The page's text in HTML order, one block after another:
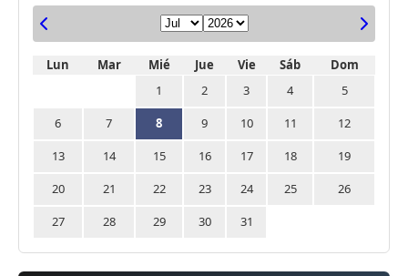
Lun Mar Mié Jue Vie Sáb
Dom
1
2 3 4
5
6
7 8 9 10 11
12
13
14 15 16 17 18
19
20
21 22 23 24 25
26
27
28 29 30 31